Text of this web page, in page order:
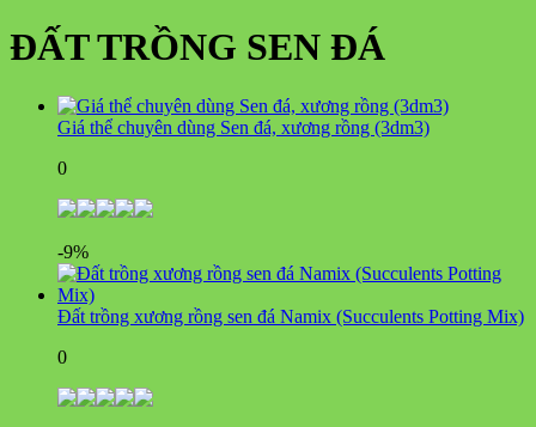
ĐẤT TRỒNG SEN ĐÁ
Giá thể chuyên dùng Sen đá, xương rồng (3dm3)
0
-9%
Đất trồng xương rồng sen đá Namix (Succulents Potting Mix)
0